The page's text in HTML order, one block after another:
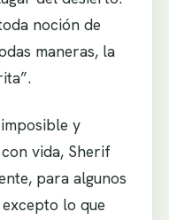
noción de
maneras, la
y
vida, Sherif
para algunos
lo que